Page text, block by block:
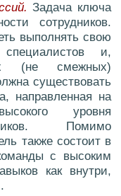
Задача ключа
сотрудников.
выполнять свою
и,
(не смежных)
существовать
направленная на
уровня
Помимо
также состоит в
с высоким
как внутри,